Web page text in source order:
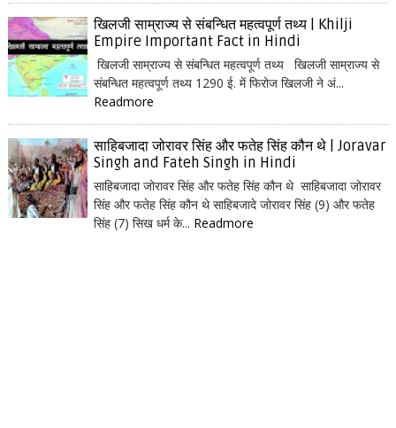
खिलजी साम्राज्य से संबन्धित महत्वपूर्ण तथ्य | Khilji
Empire Important Fact in Hindi
खिलजी साम्राज्य से संबन्धित महत्वपूर्ण तथ्य खिलजी साम्राज्य से
संबन्धित महत्वपूर्ण तथ्य 1290 ई. में फिरोज खिलजी ने अं...
Readmore
साहिबजादा जोरावर सिंह और फतेह सिंह कौन थे | Joravar
Singh and Fateh Singh in Hindi
साहिबजादा जोरावर सिंह और फतेह सिंह कौन थे साहिबजादा जोरावर
सिंह और फतेह सिंह कौन थे साहिबजादे जोरावर सिंह (9) और फतेह
सिंह (7) सिख धर्म के... Readmore